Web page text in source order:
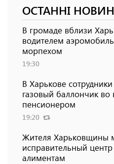
ОСТАННІ
В громаде вблизи
водителем
морпехом
19:30
В Харькове
газовый баллончик во
пенсионером
19:20
Жителя Харьковщины
исправительный
алиментам